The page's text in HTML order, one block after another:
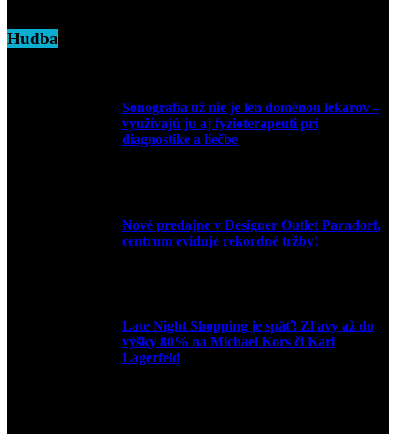
Hudba
Sonografia už nie je len doménou lekárov –
využívajú ju aj fyzioterapeuti pri
diagnostike a liečbe
Nové predajne v Designer Outlet Parndorf,
centrum eviduje rekordné tržby!
Late Night Shopping je späť! Zľavy až do
výšky 80% na Michael Kors či Karl
Lagerfeld